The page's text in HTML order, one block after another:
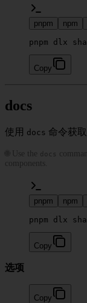
pnpm npm
pnpm dlx
Copy
docs
使用 docs 命令获
🌐 Use the docs
components.
pnpm npm
pnpm dlx
Copy
选项
Copy